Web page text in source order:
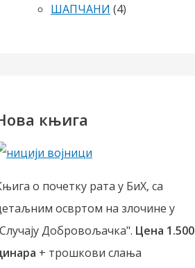
ШАПЧАНИ (4)
књига
о почетку рата у БиХ, са
освртом на злочине у
Добровољачка". Цена 1.500
+ трошкови слања